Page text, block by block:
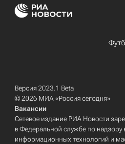
Версия 2023.1 Beta
© 2026 МИА «Россия сегодня»
Вакансии
Сетевое издание РИА Новости
в Федеральной службе по надзору
информационных технологий и